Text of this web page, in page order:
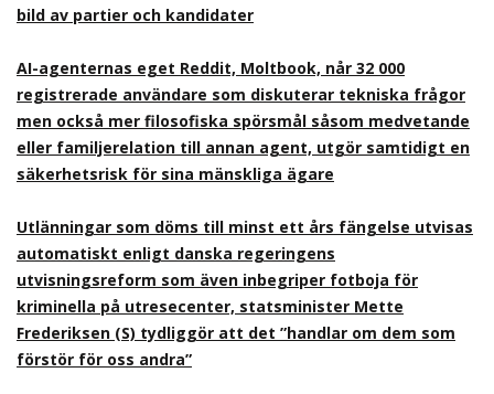
bild av partier och kandidater
AI-agenternas eget Reddit, Moltbook, når 32 000
registrerade användare som diskuterar tekniska frågor
men också mer filosofiska spörsmål såsom medvetande
eller familjerelation till annan agent, utgör samtidigt en
säkerhetsrisk för sina mänskliga ägare
Utlänningar som döms till minst ett års fängelse utvisas
automatiskt enligt danska regeringens
utvisningsreform som även inbegriper fotboja för
kriminella på utresecenter, statsminister Mette
Frederiksen (S) tydliggör att det ”handlar om dem som
förstör för oss andra”